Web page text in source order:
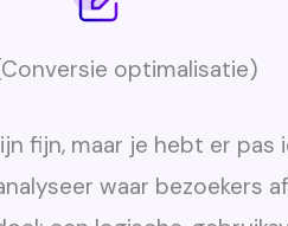
optimalisatie)
fijn, maar je hebt er pas
waar bezoekers